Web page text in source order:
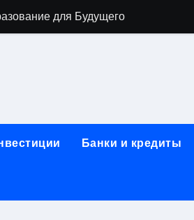
для Будущего
в Москву и обратно по
Всё, что нужно знать
в компании ИНКОМ-Недвижимость
Банки и кредиты